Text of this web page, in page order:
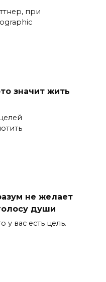
при
значит жить
не желает
души
у вас есть цель.